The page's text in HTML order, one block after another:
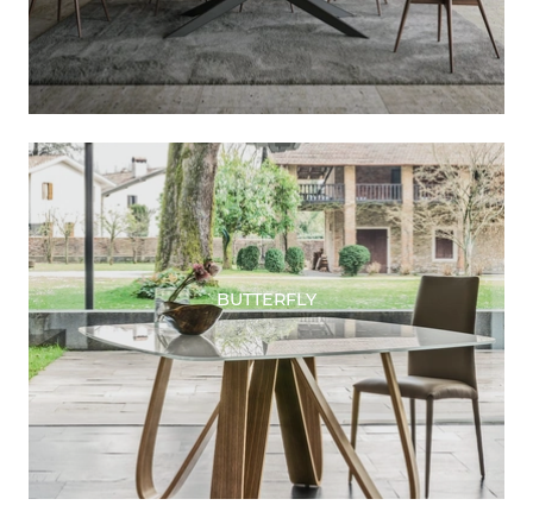
BUTTERFLY